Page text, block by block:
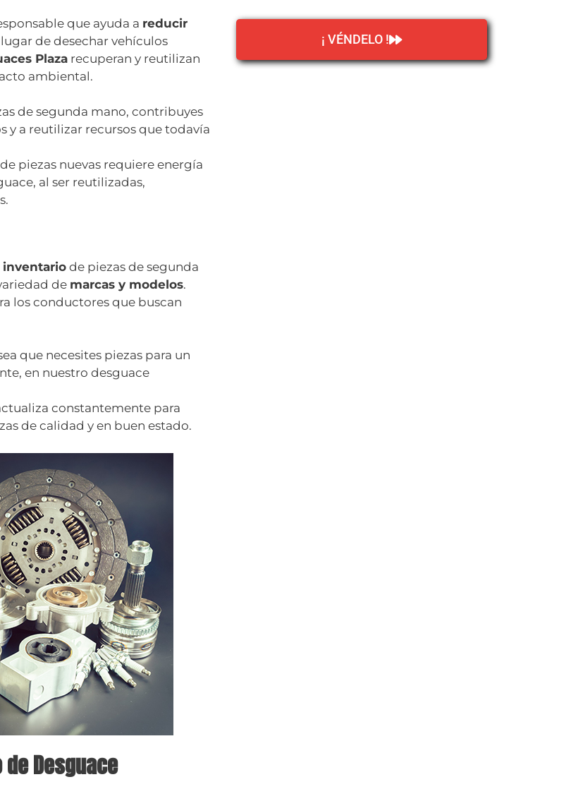
que ayuda a reducir
lugar de desechar vehículos
Plaza recuperan y reutilizan
ambiental.
de segunda mano, contribuyes
y a reutilizar recursos que todavía
piezas nuevas requiere energía
al ser reutilizadas,
de piezas de segunda
de marcas y modelos.
los conductores que buscan
que necesites piezas para un
en nuestro desguace
constantemente para
de calidad y en buen estado.
Desguace
¡ VÉNDELO !